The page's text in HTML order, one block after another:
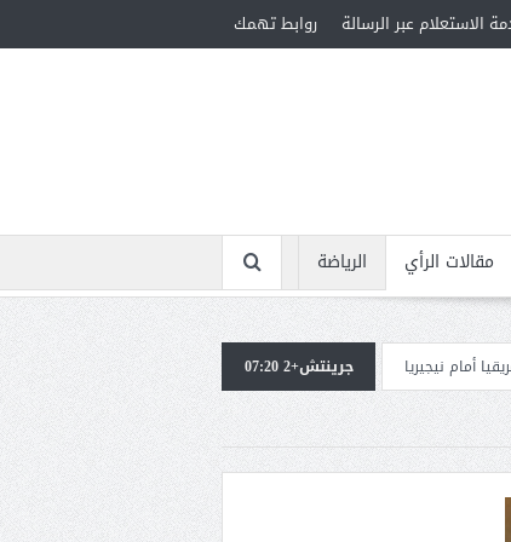
الاستعلام عبر الرسالة روابط تهمك
مقالات الرأي
الرياضة
استقبال جماهيرى حاشد لمحمد صلاح لدى وصوله إلى تركيا لإتمام انتقاله
جرينتش+2 07:20